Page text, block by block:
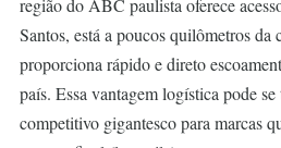
região do ABC paulista oferece
Santos, está a poucos quilômetros da
proporciona rápido e direto
país. Essa vantagem logística pode
competitivo gigantesco para marcas